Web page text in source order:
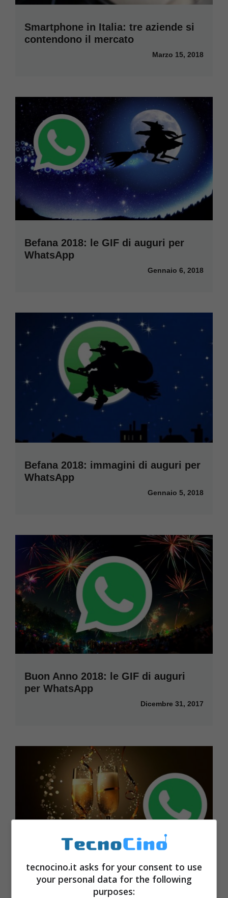
Smartphone in Italia: tre aziende si
contendono il mercato
Marzo 15, 2018
Befana 2018: le GIF di auguri per
WhatsApp
Gennaio 6, 2018
Befana 2018: immagini di auguri per
WhatsApp
Gennaio 5, 2018
Buon Anno 2018: le GIF di auguri
per WhatsApp
Dicembre 31, 2017
Buon Anno 2018: immagini di auguri
tecnocino.it asks for your consent to use
your personal data for the following
purposes: